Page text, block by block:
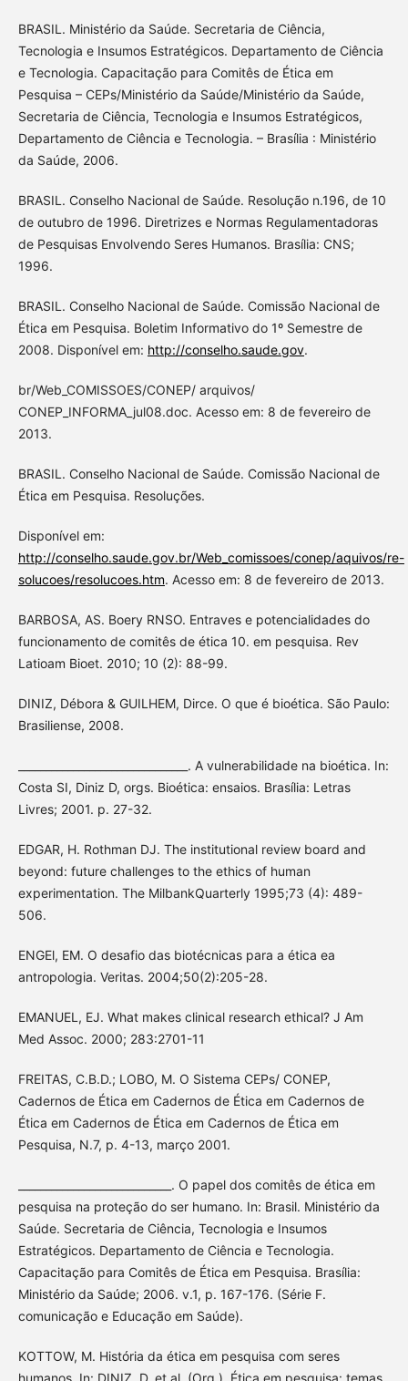
BRASIL. Ministério da Saúde. Secretaria de Ciência,
Tecnologia e Insumos Estratégicos. Departamento de Ciência
e Tecnologia. Capacitação para Comitês de Ética em
Pesquisa – CEPs/Ministério da Saúde/Ministério da Saúde,
Secretaria de Ciência, Tecnologia e Insumos Estratégicos,
Departamento de Ciência e Tecnologia. – Brasília : Ministério
da Saúde, 2006.
BRASIL. Conselho Nacional de Saúde. Resolução n.196, de 10
de outubro de 1996. Diretrizes e Normas Regulamentadoras
de Pesquisas Envolvendo Seres Humanos. Brasília: CNS;
1996.
BRASIL. Conselho Nacional de Saúde. Comissão Nacional de
Ética em Pesquisa. Boletim Informativo do 1º Semestre de
2008. Disponível em: http://conselho.saude.gov.
br/Web_COMISSOES/CONEP/ arquivos/
CONEP_INFORMA_jul08.doc. Acesso em: 8 de fevereiro de
2013.
BRASIL. Conselho Nacional de Saúde. Comissão Nacional de
Ética em Pesquisa. Resoluções.
Disponível em:
http://conselho.saude.gov.br/Web_comissoes/conep/aquivos/re-
solucoes/resolucoes.htm. Acesso em: 8 de fevereiro de 2013.
BARBOSA, AS. Boery RNSO. Entraves e potencialidades do
funcionamento de comitês de ética 10. em pesquisa. Rev
Latioam Bioet. 2010; 10 (2): 88-99.
DINIZ, Débora & GUILHEM, Dirce. O que é bioética. São Paulo:
Brasiliense, 2008.
_______________________________. A vulnerabilidade na bioética. In:
Costa SI, Diniz D, orgs. Bioética: ensaios. Brasília: Letras
Livres; 2001. p. 27-32.
EDGAR, H. Rothman DJ. The institutional review board and
beyond: future challenges to the ethics of human
experimentation. The MilbankQuarterly 1995;73 (4): 489-
506.
ENGEl, EM. O desafio das biotécnicas para a ética ea
antropologia. Veritas. 2004;50(2):205-28.
EMANUEL, EJ. What makes clinical research ethical? J Am
Med Assoc. 2000; 283:2701-11
FREITAS, C.B.D.; LOBO, M. O Sistema CEPs/ CONEP,
Cadernos de Ética em Cadernos de Ética em Cadernos de
Ética em Cadernos de Ética em Cadernos de Ética em
Pesquisa, N.7, p. 4-13, março 2001.
____________________________. O papel dos comitês de ética em
pesquisa na proteção do ser humano. In: Brasil. Ministério da
Saúde. Secretaria de Ciência, Tecnologia e Insumos
Estratégicos. Departamento de Ciência e Tecnologia.
Capacitação para Comitês de Ética em Pesquisa. Brasília:
Ministério da Saúde; 2006. v.1, p. 167-176. (Série F.
comunicação e Educação em Saúde).
KOTTOW, M. História da ética em pesquisa com seres